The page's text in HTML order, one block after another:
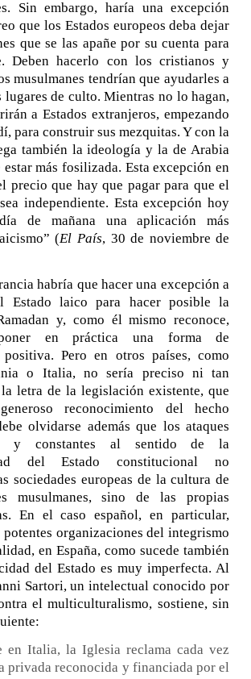
Sin embargo, haría una excepción
que los Estados europeos deba dejar
que se las apañe por su cuenta para
Deben hacerlo con los cristianos y
musulmanes tendrían que ayudarles a
lugares de culto. Mientras no lo hagan,
a Estados extranjeros, empezando
para construir sus mezquitas. Y con la
también la ideología y la de Arabia
estar más fosilizada. Esta excepción en
precio que hay que pagar para que el
independiente. Esta excepción hoy
de mañana una aplicación más
(El País, 30 de noviembre de
habría que hacer una excepción a
Estado laico para hacer posible la
y, como él mismo reconoce,
en práctica una forma de
Pero en otros países, como
o Italia, no sería preciso ni tan
letra de la legislación existente, que
reconocimiento del hecho
olvidarse además que los ataques
y constantes al sentido de la
del Estado constitucional no
sociedades europeas de la cultura de
musulmanes, sino de las propias
En el caso español, en particular,
organizaciones del integrismo
en España, como sucede también
del Estado es muy imperfecta. Al
Sartori, un intelectual conocido por
el multiculturalismo, sostiene, sin
en Italia, la Iglesia reclama cada vez
privada reconocida y financiada por el